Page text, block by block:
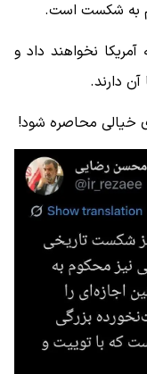
به شکست است.
نخواهند داد و
دارند.
خیالی محاصره شود!